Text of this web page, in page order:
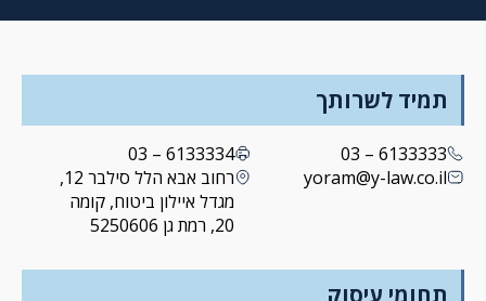
תמיד לשרותך
6133333 – 03
6133334 – 03
yoram@y-law.co.il
רחוב אבא הלל סילבר 12,
מגדל איילון ביטוח, קומה
20, רמת גן 5250606
תחומי עיסוק